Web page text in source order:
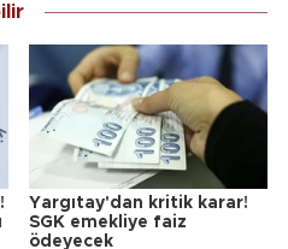
Yargıtay'dan kritik karar!
SGK emekliye faiz
ödeyecek